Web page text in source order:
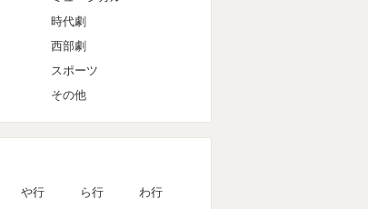
時代劇
西部劇
スポーツ
その他
や行 ら行 わ行